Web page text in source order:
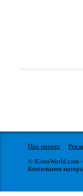
Про проект
© IGotoWorld.com -
Копіювання